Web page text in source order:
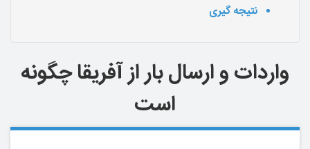
نتیجه گیری
واردات و ارسال بار از آفریقا چگونه
است